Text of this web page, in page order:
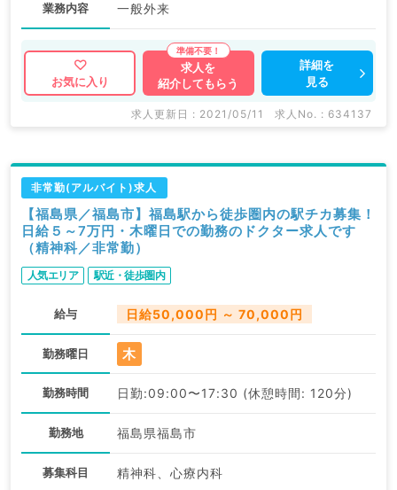
業務内容 一般外来
お気に入り
求人を
紹介してもらう
詳細を
見る
求人更新日 : 2021/05/11 求人No. : 634137
非常勤(アルバイト)求人
【福島県／福島市】福島駅から徒歩圏内の駅チカ募集！
日給５～7万円・木曜日での勤務のドクター求人です
（精神科／非常勤）
人気エリア 駅近・徒歩圏内
給与 日給50,000円 ～ 70,000円
勤務曜日 木
勤務時間 日勤:09:00〜17:30 (休憩時間: 120分)
勤務地 福島県福島市
募集科目 精神科、心療内科